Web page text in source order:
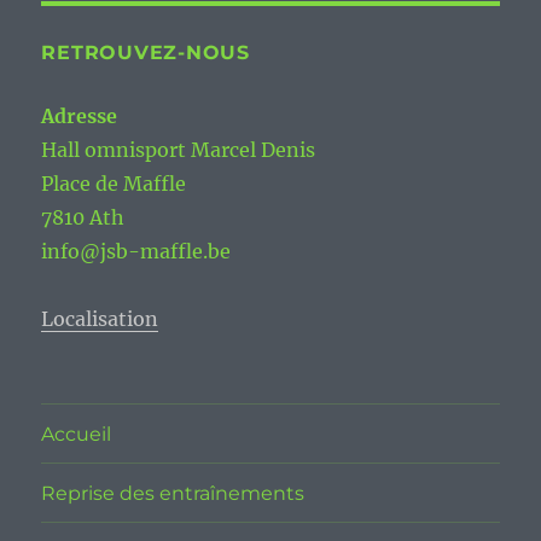
RETROUVEZ-NOUS
Adresse
Hall omnisport Marcel Denis
Place de Maffle
7810 Ath
info@jsb-maffle.be
Localisation
Accueil
Reprise des entraînements